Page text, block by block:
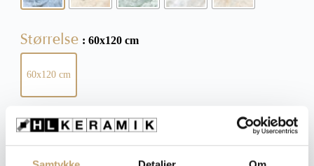
Størrelse : 60x120 cm
60x120 cm
Overflade : Blank/poleret
Blank/poleret